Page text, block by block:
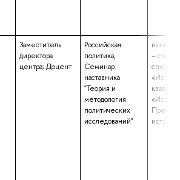
Заместитель
директора
центра; Доцент
Российская
политика,
Семинар
наставника
"Теория и
методология
политических
исследований"
высшее
–